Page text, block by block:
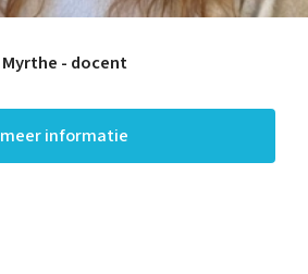
Rekenen
Technisch lezen
Begrijpend lezen
Dyscalculie
Toetstraining
Middelbare school
Myrthe - docent
meer informatie